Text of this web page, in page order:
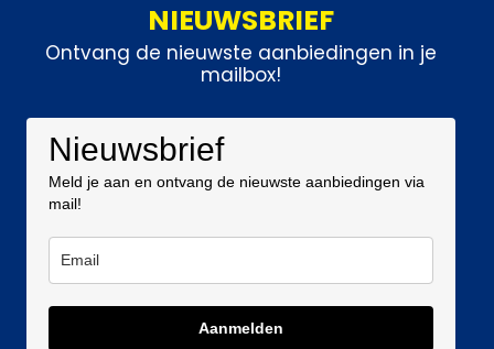
NIEUWSBRIEF
Ontvang de nieuwste aanbiedingen in je
mailbox!
Nieuwsbrief
Meld je aan en ontvang de nieuwste aanbiedingen via
mail!
Aanmelden